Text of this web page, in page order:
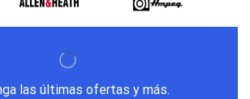
las últimas ofertas y más.